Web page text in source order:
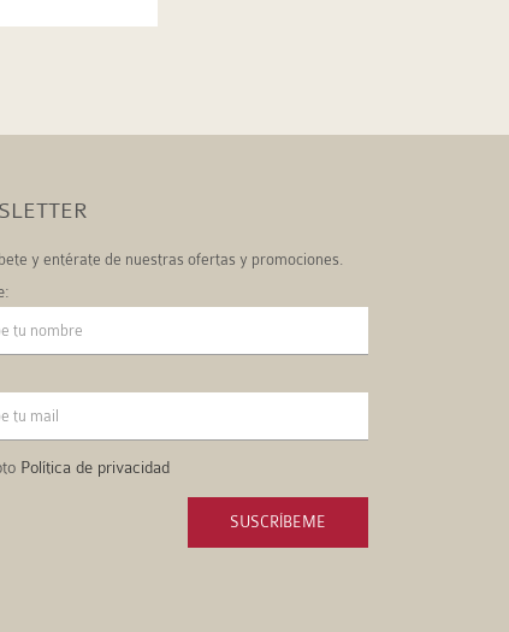
y entérate de nuestras ofertas y promociones.
Política de privacidad
SUSCRÍBEME